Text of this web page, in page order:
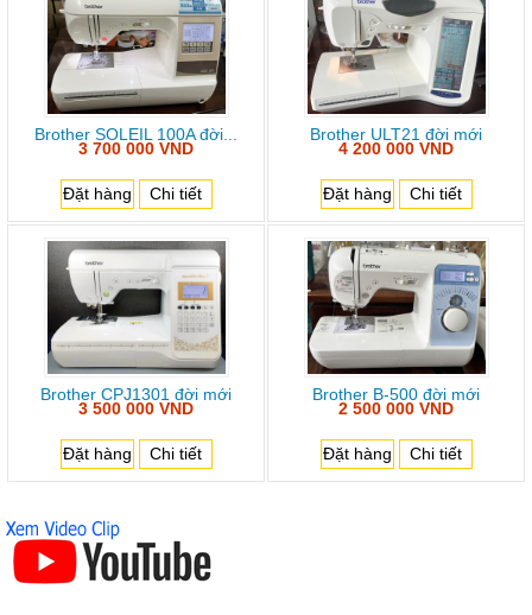
Brother SOLEIL 100A đời...
3 700 000 VND
Đặt hàng Chi tiết
Brother ULT21 đời mới
4 200 000 VND
Đặt hàng Chi tiết
Brother CPJ1301 đời mới
3 500 000 VND
Đặt hàng Chi tiết
Brother B-500 đời mới
2 500 000 VND
Đặt hàng Chi tiết